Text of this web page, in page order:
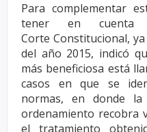
Para complementar
tener en
Corte Constitucional,
del año 2015, indicó
más beneficiosa está
casos en que se
normas, en donde la
ordenamiento recobra
el tratamiento